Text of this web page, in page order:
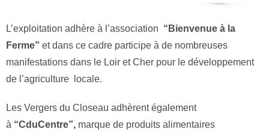
L’exploitation adhère à l’association “Bienvenue à la
Ferme” et dans ce cadre participe à de nombreuses
manifestations dans le Loir et Cher pour le développement
de l’agriculture locale.
Les Vergers du Closeau adhèrent également
à “CduCentre”, marque de produits alimentaires